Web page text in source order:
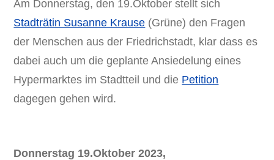
Am Donnerstag, den 19.Oktober stellt sich
Stadträtin Susanne Krause (Grüne) den Fragen
der Menschen aus der Friedrichstadt, klar dass es
dabei auch um die geplante Ansiedelung eines
Hypermarktes im Stadtteil und die Petition
dagegen gehen wird.
Donnerstag 19.Oktober 2023,